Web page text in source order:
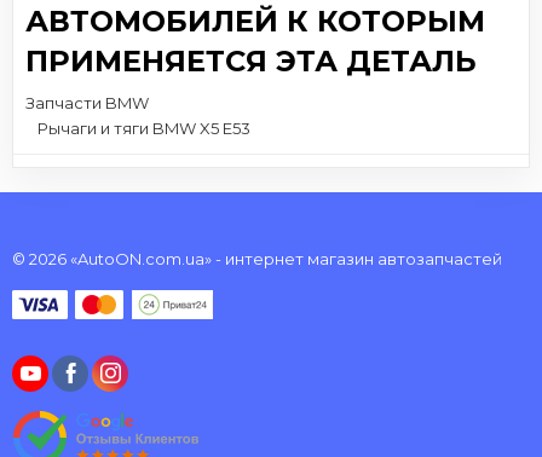
АВТОМОБИЛЕЙ К КОТОРЫМ
ПРИМЕНЯЕТСЯ ЭТА ДЕТАЛЬ
Запчасти BMW
Рычаги и тяги BMW X5 E53
© 2026 «AutoON.com.ua» - интернет магазин автозапчастей